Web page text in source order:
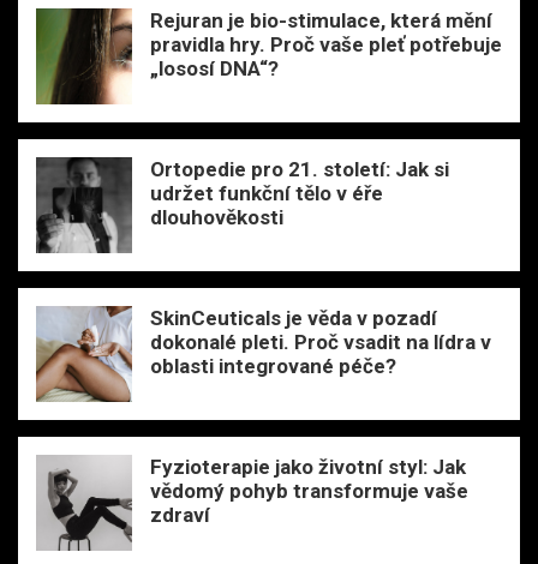
Rejuran je bio-stimulace, která mění
pravidla hry. Proč vaše pleť potřebuje
„lososí DNA“?
Ortopedie pro 21. století: Jak si
udržet funkční tělo v éře
dlouhověkosti
SkinCeuticals je věda v pozadí
dokonalé pleti. Proč vsadit na lídra v
oblasti integrované péče?
Fyzioterapie jako životní styl: Jak
vědomý pohyb transformuje vaše
zdraví